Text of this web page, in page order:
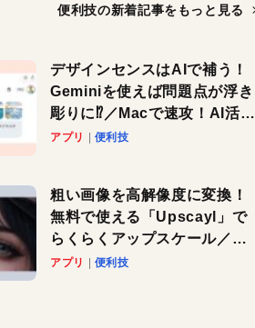
便利技の新着記事をもっと見る
デザインセンスはAIで補う！
Geminiを使えば問題点が浮き
彫りに⁉︎／Macで速攻！AI活用
テク
アプリ 便利技
粗い画像を高解像度に変換！
無料で使える「Upscayl」で
らくらくアップスケール／
Macで速攻！AI活用テク
アプリ 便利技